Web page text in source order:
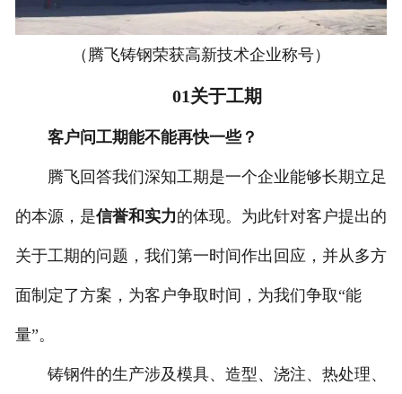
（腾飞铸钢荣获高新技术企业称号）
01关于工期
客户问工期能不能再快一些？
腾飞回答我们深知工期是一个企业能够长期立足
的本源，是信誉和实力的体现。为此针对客户提出的
关于工期的问题，我们第一时间作出回应，并从多方
面制定了方案，为客户争取时间，为我们争取“能
量”。
铸钢件的生产涉及模具、造型、浇注、热处理、